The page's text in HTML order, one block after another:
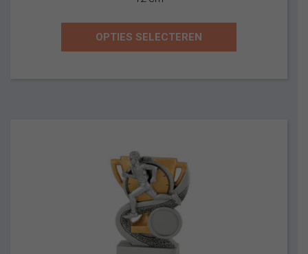
OPTIES SELECTEREN